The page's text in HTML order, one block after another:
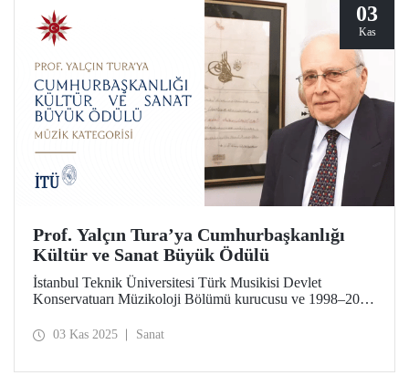
03
Kas
Prof. Yalçın Tura’ya Cumhurbaşkanlığı
Kültür ve Sanat Büyük Ödülü
İstanbul Teknik Üniversitesi Türk Musikisi Devlet
Konservatuarı Müzikoloji Bölümü kurucusu ve 1998–2001
Cumhurbaşkanlığı Kültür ve Sanat Büyük Ödülleri’nde
03 Kas 2025 Sanat